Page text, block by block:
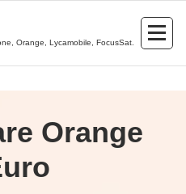
Orange, Lycamobile, FocusSat.
Orange